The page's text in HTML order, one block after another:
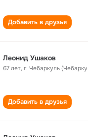
Добавить в друзья
Леонид Ушаков
67 лет,г. Чебаркуль
Добавить в друзья